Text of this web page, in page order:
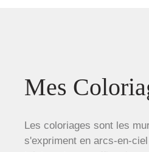
Mes
Les coloriages sont les
s'expriment en arcs-en-